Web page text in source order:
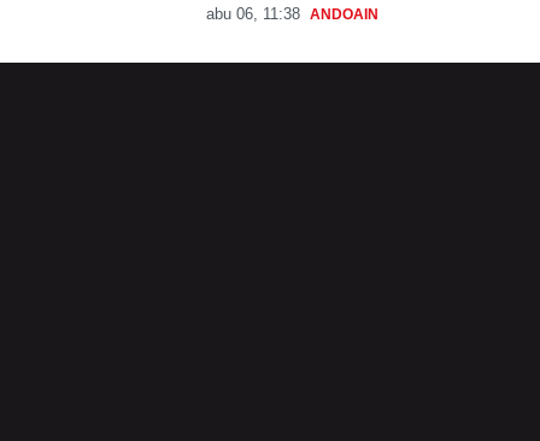
abu 06, 11:38 ANDOAIN